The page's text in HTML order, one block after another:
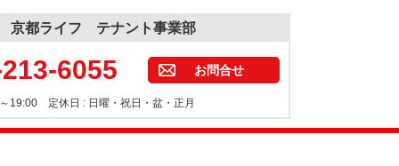
京都ライフ テナント事業部
6055 お問合せ
19:00 定休日 : 日曜・祝日・盆・正月